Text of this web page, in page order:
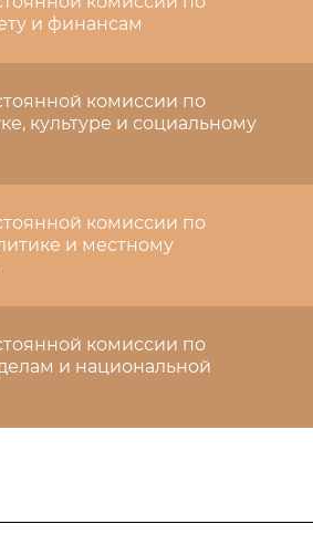
и финансам
комиссии по
культуре и социальному
комиссии по
и местному
комиссии по
и национальной